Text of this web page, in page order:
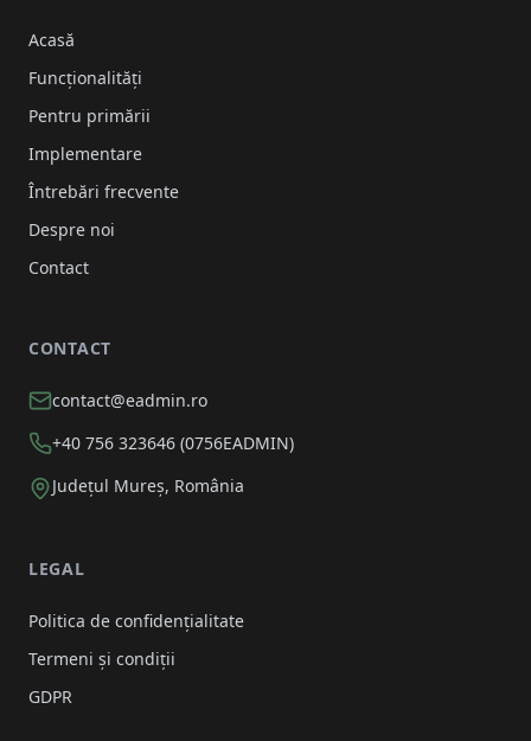
Acasă
Funcționalități
Pentru primării
Implementare
Întrebări frecvente
Despre noi
Contact
CONTACT
contact@eadmin.ro
+40 756 323646 (0756EADMIN)
Județul Mureș, România
LEGAL
Politica de confidențialitate
Termeni și condiții
GDPR